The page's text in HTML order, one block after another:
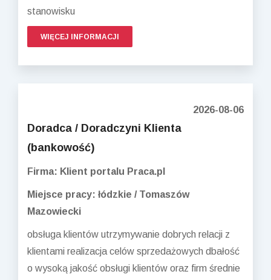
stanowisku
WIĘCEJ INFORMACJI
2026-08-06
Doradca / Doradczyni Klienta
(bankowość)
Firma: Klient portalu Praca.pl
Miejsce pracy: łódzkie / Tomaszów
Mazowiecki
obsługa klientów utrzymywanie dobrych relacji z
klientami realizacja celów sprzedażowych dbałość
o wysoką jakość obsługi klientów oraz firm średnie